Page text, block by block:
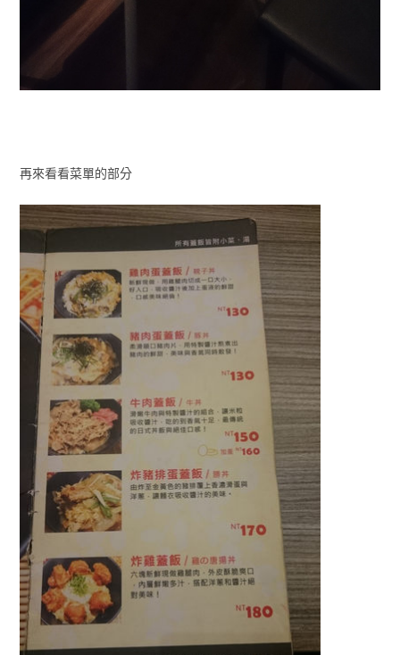
再來看看菜單的部分